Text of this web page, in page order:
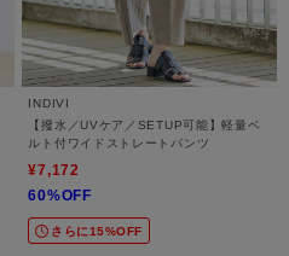
INDIVI
【撥水／UVケア／SETUP可能】軽量ベ
ルト付ワイドストレートパンツ
¥7,172
60%OFF
さらに15%OFF